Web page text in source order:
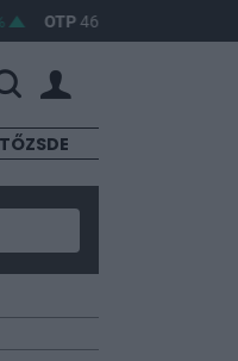
OTP46 890
TŐZSDE